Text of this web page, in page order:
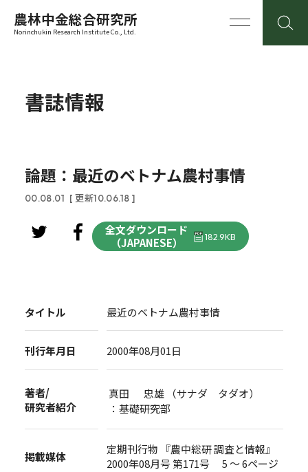
農林中金総合研究所
Norinchukin Research Institute Co., Ltd.
書誌情報
論題：最近のベトナム農村事情
00.08.01 [ 更新10.06.18 ]
全文ダウンロード
（JAPANESE）
182.9KB
タイトル 最近のベトナム農村事情
刊行年月日 2000年08月01日
著者/
研究者紹介
真田 忠雄 （サナダ タダオ）
：基礎研究部
掲載媒体
定期刊行物 『農中総研 調査と情報』
2000年08月号 第171号 5 ～ 6ページ